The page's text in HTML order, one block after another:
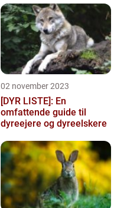
02 november 2023
[DYR LISTE]: En
omfattende guide til
dyreejere og dyreelskere